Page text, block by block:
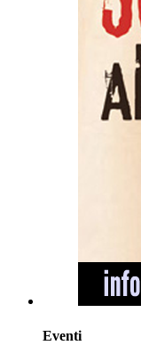
Eventi